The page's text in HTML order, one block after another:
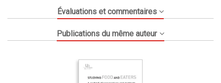
Évaluations et commentaires
Publications du même auteur